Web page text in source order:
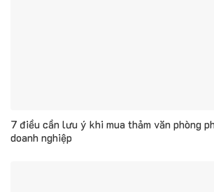
7 điều cần lưu ý khi mua thảm văn phòng
doanh nghiệp